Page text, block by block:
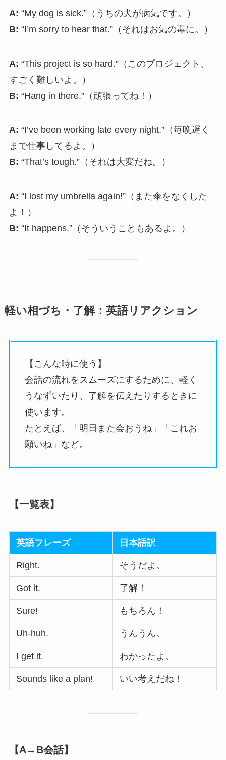
A: “My dog is sick.”（うちの犬が病気です。）
B: “I’m sorry to hear that.”（それはお気の毒に。）
A: “This project is so hard.”（このプロジェクト、
すごく難しいよ。）
B: “Hang in there.”（頑張ってね！）
A: “I’ve been working late every night.”（毎晩遅く
まで仕事してるよ。）
B: “That’s tough.”（それは大変だね。）
A: “I lost my umbrella again!”（また傘をなくした
よ！）
B: “It happens.”（そういうこともあるよ。）
軽い相づち・了解：英語リアクション
【こんな時に使う】
会話の流れをスムーズにするために、軽く
うなずいたり、了解を伝えたりするときに
使います。
たとえば、「明日また会おうね」「これお
願いね」など。
【一覧表】
英語フレーズ 日本語訳
Right. そうだよ。
Got it. 了解！
Sure! もちろん！
Uh-huh. うんうん。
I get it. わかったよ。
Sounds like a plan! いい考えだね！
【A→B会話】